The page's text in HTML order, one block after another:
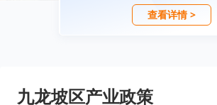
查看详情 >
九龙坡区产业政策